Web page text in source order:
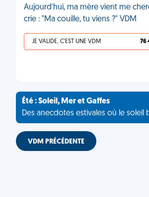
Aujourd'hui, ma mère vient me
crie : "Ma couille, tu viens ?" VDM
JE VALIDE, C'EST UNE VDM 76
Été : Soleil, Mer et Gaffes
Des anecdotes estivales où le soleil
VDM PRÉCÉDENTE